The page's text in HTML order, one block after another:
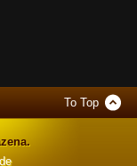
To Top